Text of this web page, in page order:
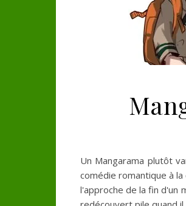
Un Mangarama plutôt
comédie romantique à
l'approche de la fin d'un